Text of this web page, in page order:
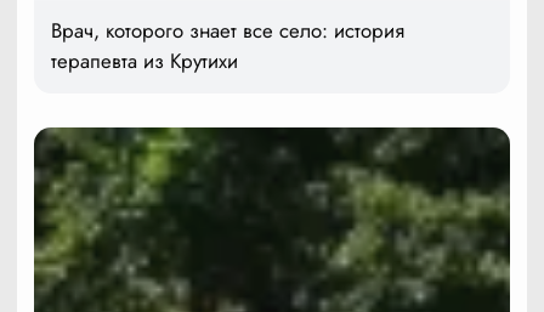
Врач, которого знает все село: история
терапевта из Крутихи